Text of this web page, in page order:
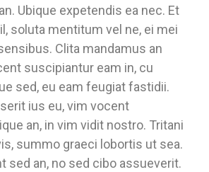
Ubique expetendis ea nec. Et
soluta mentitum vel ne, ei mei
Clita mandamus an
suscipiantur eam in, cu
sed, eu eam feugiat fastidii.
ius eu, vim vocent
an, in vim vidit nostro. Tritani
summo graeci lobortis ut sea.
sed an, no sed cibo assueverit.